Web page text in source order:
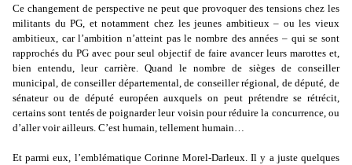
Ce changement de perspective ne peut que provoquer des tensions chez les
militants du PG, et notamment chez les jeunes ambitieux – ou les vieux
ambitieux, car l’ambition n’atteint pas le nombre des années – qui se sont
rapprochés du PG avec pour seul objectif de faire avancer leurs marottes et,
bien entendu, leur carrière. Quand le nombre de sièges de conseiller
municipal, de conseiller départemental, de conseiller régional, de député, de
sénateur ou de député européen auxquels on peut prétendre se rétrécit,
certains sont tentés de poignarder leur voisin pour réduire la concurrence, ou
d’aller voir ailleurs. C’est humain, tellement humain…
Et parmi eux, l’emblématique Corinne Morel-Darleux. Il y a juste quelques